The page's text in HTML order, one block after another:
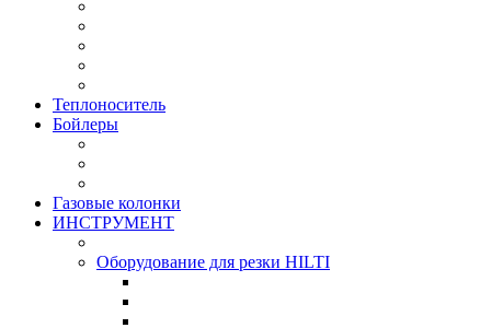
Теплоноситель
Бойлеры
Газовые колонки
ИНСТРУМЕНТ
Оборудование для резки HILTI